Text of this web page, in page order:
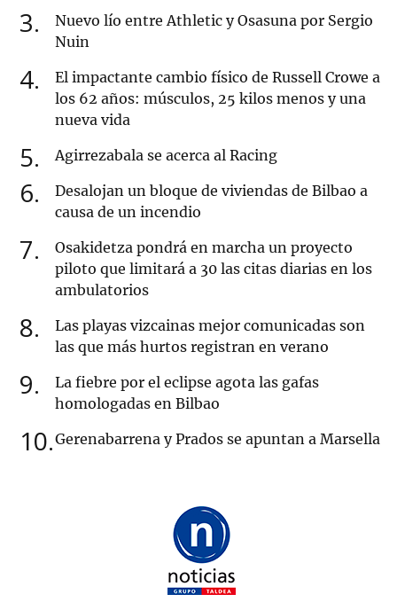
3
Nuevo lío entre Athletic y Osasuna por Sergio
Nuin
4
El impactante cambio físico de Russell Crowe a
los 62 años: músculos, 25 kilos menos y una
nueva vida
5 Agirrezabala se acerca al Racing
6
Desalojan un bloque de viviendas de Bilbao a
causa de un incendio
7
Osakidetza pondrá en marcha un proyecto
piloto que limitará a 30 las citas diarias en los
ambulatorios
8
Las playas vizcainas mejor comunicadas son
las que más hurtos registran en verano
9
La fiebre por el eclipse agota las gafas
homologadas en Bilbao
10 Gerenabarrena y Prados se apuntan a Marsella